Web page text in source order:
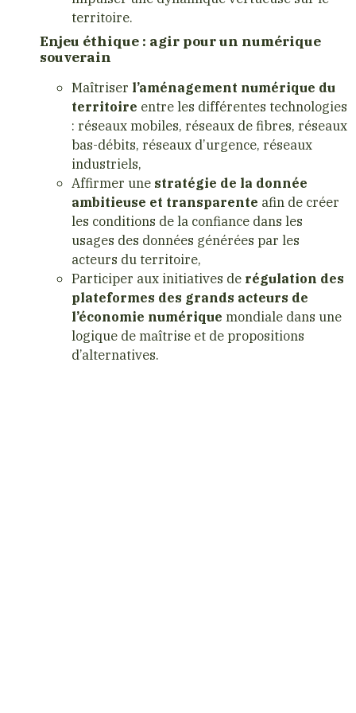
territoire.
Enjeu éthique : agir pour un numérique
souverain
Maîtriser l’aménagement numérique du
territoire entre les différentes technologies
: réseaux mobiles, réseaux de fibres, réseaux
bas-débits, réseaux d’urgence, réseaux
industriels,
Affirmer une stratégie de la donnée
ambitieuse et transparente afin de créer
les conditions de la confiance dans les
usages des données générées par les
acteurs du territoire,
Participer aux initiatives de régulation des
plateformes des grands acteurs de
l’économie numérique mondiale dans une
logique de maîtrise et de propositions
d’alternatives.